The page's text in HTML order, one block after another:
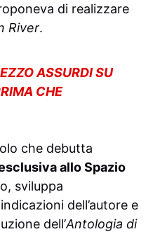
di realizzare
River.
ASSURDI SU
CHE
che debutta
allo Spazio
sviluppa
dell’autore e
dell’Antologia di